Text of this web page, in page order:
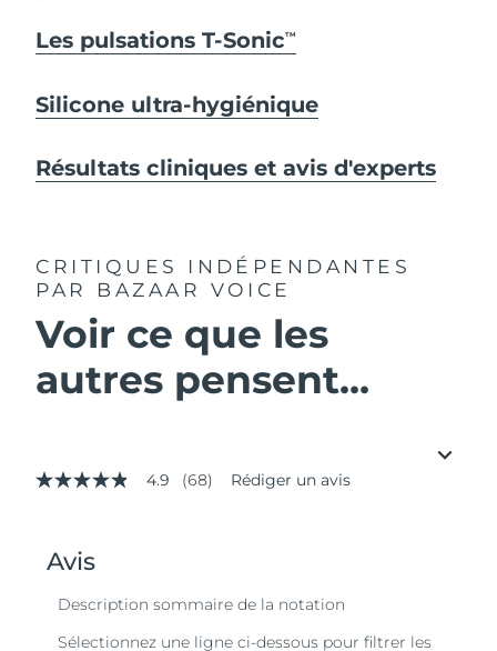
Les pulsations T-SonicTM
Silicone ultra-hygiénique
Résultats cliniques et avis d'experts
CRITIQUES INDÉPENDANTES
PAR BAZAAR VOICE
Voir ce que les
autres pensent...
4.9
valeur
de
note
4.9 (68) Rédiger un avis